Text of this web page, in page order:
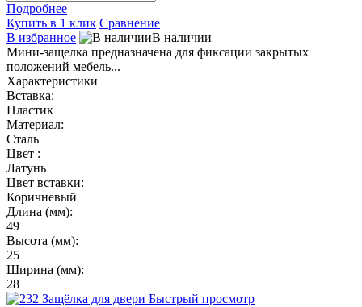
Подробнее
Купить в 1 клик Сравнение
В избранное
В наличии
Мини-защелка предназначена для фиксации закрытых
положений мебель...
Характеристики
Вставка:
Пластик
Материал:
Сталь
Цвет :
Латунь
Цвет вставки:
Коричневый
Длина (мм):
49
Высота (мм):
25
Ширина (мм):
28
Быстрый просмотр